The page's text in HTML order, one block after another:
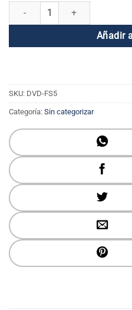
Foundation Series Volumen 5: El
Añadir
SKU: DVD-FS5
Categoría: Sin categorizar